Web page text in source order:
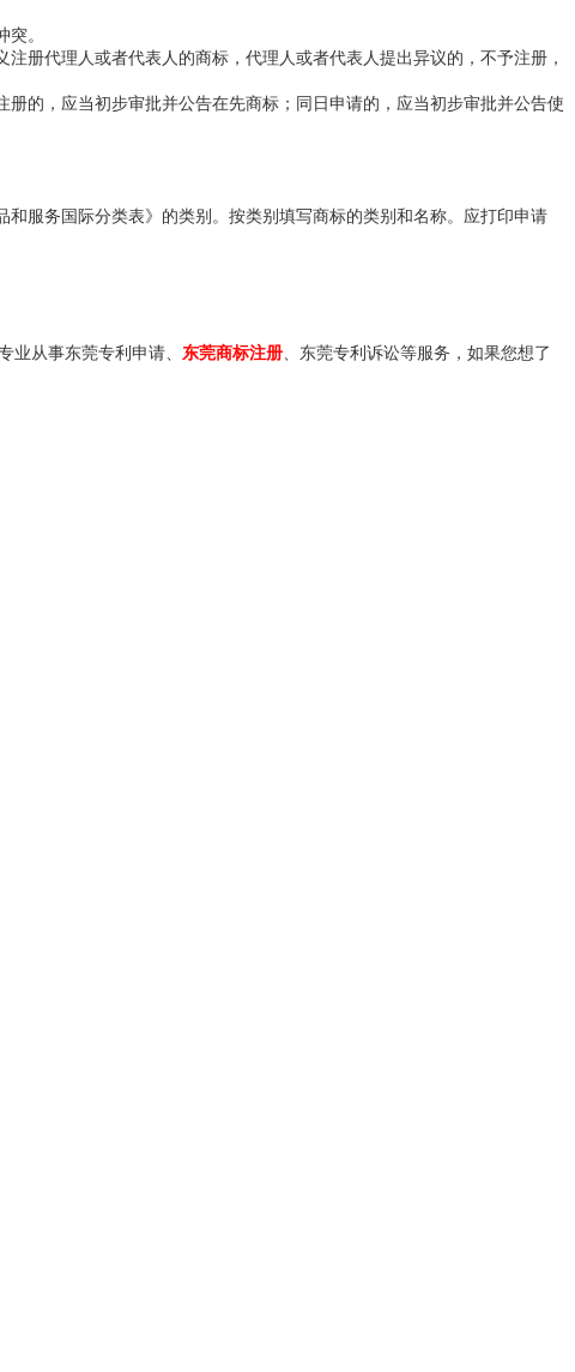
。
代理人或者代表人的商标，代理人或者代表人提出异议的，不予注册，
的，应当初步审批并公告在先商标；同日申请的，应当初步审批并公告使
服务国际分类表》的类别。按类别填写商标的类别和名称。应打印申请
从事东莞专利申请、 东莞商标注册 、东莞专利诉讼等服务，如果您想了